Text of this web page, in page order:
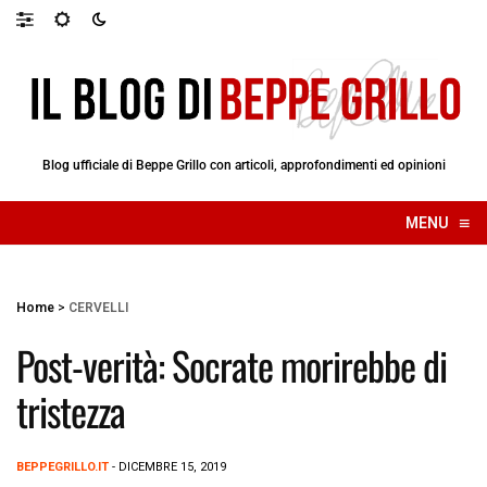
Blog ufficiale di Beppe Grillo con articoli, approfondimenti ed opinioni
MENU ≡
☰
Home > CERVELLI
Post-verità: Socrate morirebbe di
tristezza
BEPPEGRILLO.IT - DICEMBRE 15, 2019